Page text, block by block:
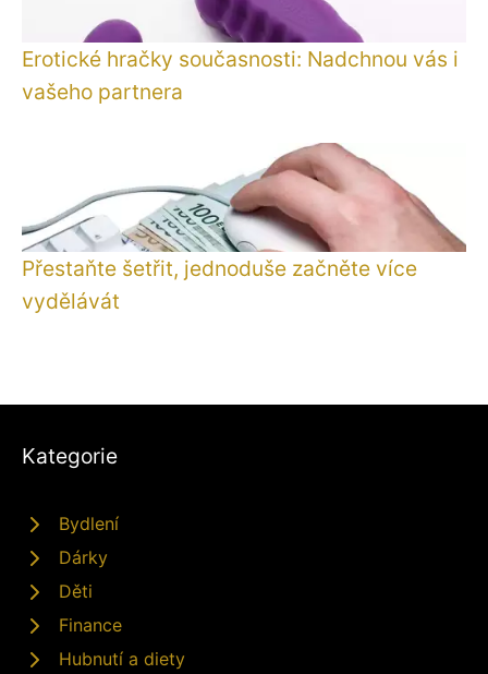
Erotické hračky současnosti: Nadchnou vás i
vašeho partnera
Přestaňte šetřit, jednoduše začněte více
vydělávát
Kategorie
Bydlení
Dárky
Děti
Finance
Hubnutí a diety